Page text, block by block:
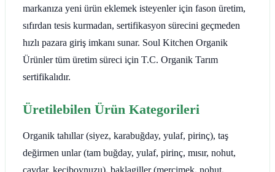
markanıza yeni ürün eklemek isteyenler için fason üretim,
sıfırdan tesis kurmadan, sertifikasyon sürecini geçmeden
hızlı pazara giriş imkanı sunar. Soul Kitchen Organik
Ürünler tüm üretim süreci için T.C. Organik Tarım
sertifikalıdır.
Üretilebilen Ürün Kategorileri
Organik tahıllar (siyez, karabuğday, yulaf, pirinç), taş
değirmen unlar (tam buğday, yulaf, pirinç, mısır, nohut,
çavdar, keçiboynuzu), baklagiller (mercimek, nohut,